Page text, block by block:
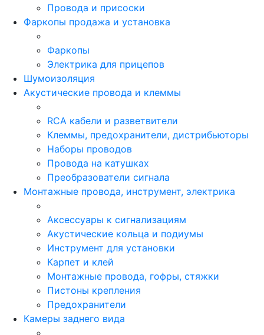
Провода и присоски
Фаркопы продажа и установка
Фаркопы
Электрика для прицепов
Шумоизоляция
Акустические провода и клеммы
RCA кабели и разветвители
Клеммы, предохранители, дистрибьюторы
Наборы проводов
Провода на катушках
Преобразователи сигнала
Монтажные провода, инструмент, электрика
Аксессуары к сигнализациям
Акустические кольца и подиумы
Инструмент для установки
Карпет и клей
Монтажные провода, гофры, стяжки
Пистоны крепления
Предохранители
Камеры заднего вида